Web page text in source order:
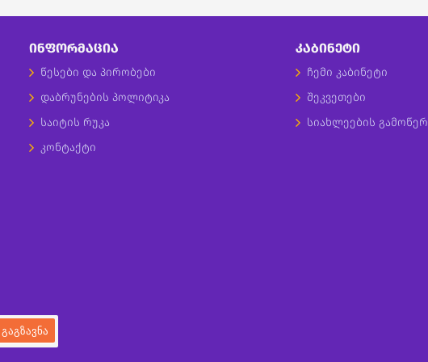
ᲘᲜᲤᲝᲠᲛᲐᲪᲘᲐ
წესები და პირობები
დაბრუნების პოლიტიკა
საიტის რუკა
კონტაქტი
ᲙᲐᲑᲘᲜᲔᲢᲘ
ჩემი კაბინეტი
შეკვეთები
სიახლეების
გაგზავნა